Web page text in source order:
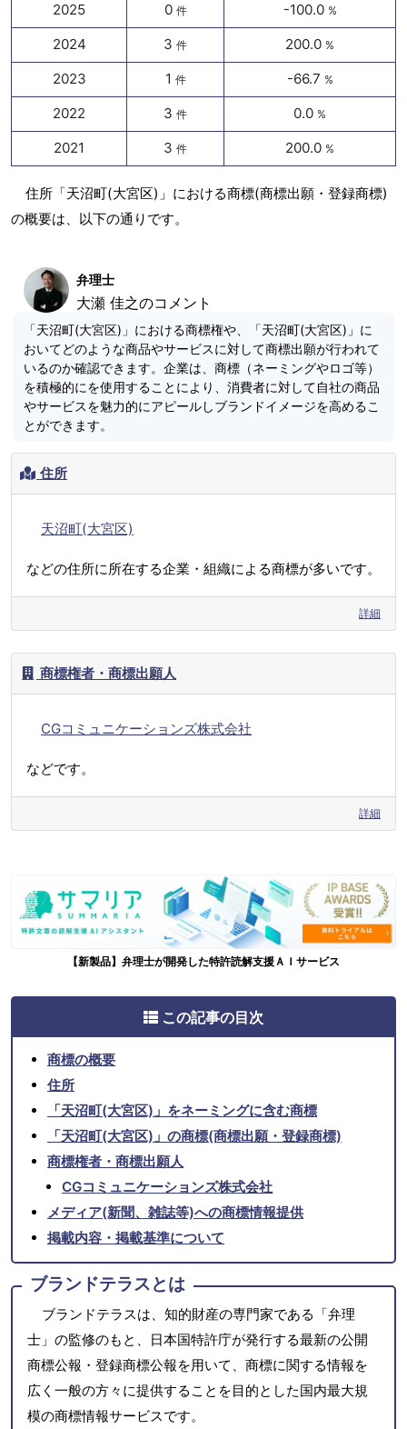
2025
0 件 -100.0 %
2024 3 件 200.0 %
2023 1 件 -66.7 %
2022 3 件 0.0 %
2021 3 件 200.0 %
住所「天沼町(大宮区)」における商標(商標出願・登録商標)
の概要は、以下の通りです。
弁理士
大瀬 佳之のコメント
「天沼町(大宮区)」における商標権や、「天沼町(大宮区)」に
おいてどのような商品やサービスに対して商標出願が行われて
いるのか確認できます。企業は、商標（ネーミングやロゴ等）
を積極的にを使用することにより、消費者に対して自社の商品
やサービスを魅力的にアピールしブランドイメージを高めるこ
とができます。
住所
天沼町(大宮区)
などの住所に所在する企業・組織による商標が多いです。
詳細
商標権者・商標出願人
CGコミュニケーションズ株式会社
などです。
詳細
【新製品】弁理士が開発した特許読解支援ＡＩサービス
この記事の目次
商標の概要
住所
「天沼町(大宮区)」をネーミングに含む商標
「天沼町(大宮区)」の商標(商標出願・登録商標)
商標権者・商標出願人
CGコミュニケーションズ株式会社
メディア(新聞、雑誌等)への商標情報提供
掲載内容・掲載基準について
ブランドテラスとは
ブランドテラスは、知的財産の専門家である「弁理
士」の監修のもと、日本国特許庁が発行する最新の公開
商標公報・登録商標公報を用いて、商標に関する情報を
広く一般の方々に提供することを目的とした国内最大規
模の商標情報サービスです。